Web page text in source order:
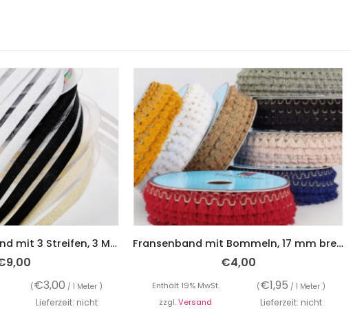
Glitzer Gummiband mit 3 Streifen, 3 Meter, verschiedene Farben – 5 cm breit
9,00
(€3,00 / 1 Meter )
Lieferzeit: nicht
Fransenband mit Bommeln, 17 mm breit, 5 Meter, verschiedene Farben
€4,00
Enthält 19% MwSt. (€1,95 / 1 Meter )
zzgl.Versand
Lieferzeit: nicht